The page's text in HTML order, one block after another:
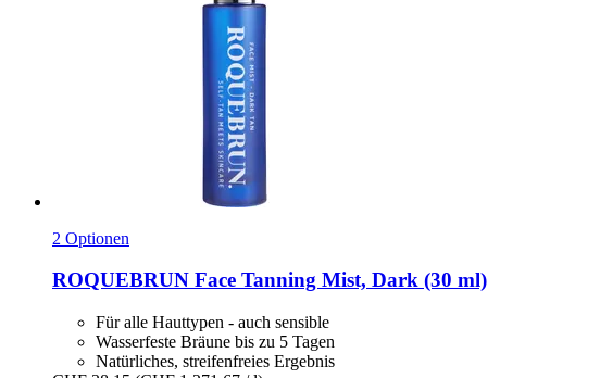
2 Optionen
ROQUEBRUN Face Tanning Mist, Dark (30 ml)
Für alle Hauttypen - auch sensible
Wasserfeste Bräune bis zu 5 Tagen
Natürliches, streifenfreies Ergebnis